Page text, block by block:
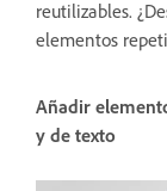
reutilizables.
elementos
Añadir
y de texto